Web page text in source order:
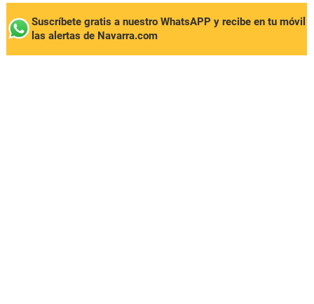
Suscríbete gratis a nuestro WhatsAPP y recibe en tu móvil
las alertas de Navarra.com